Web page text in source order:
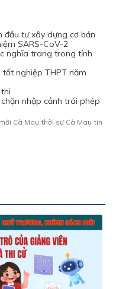
đầu tư xây dựng cơ bản
SARS-CoV-2
nghĩa trang trong tỉnh
tốt nghiệp THPT năm
nhập cảnh trái phép
Cà Mau thời sự Cà Mau tin